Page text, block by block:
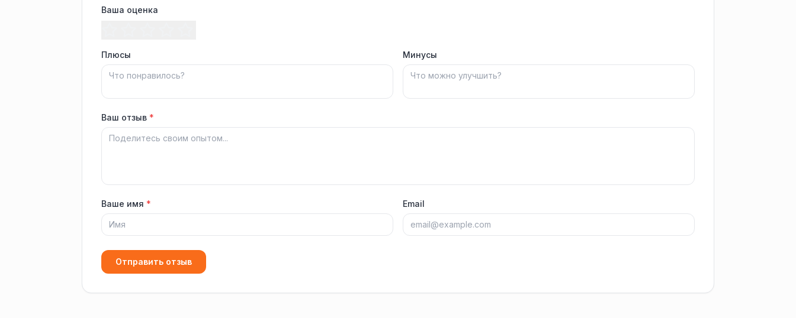
Ваша оценка
Плюсы Минусы
Ваш отзыв *
Ваше имя * Email
Отправить отзыв